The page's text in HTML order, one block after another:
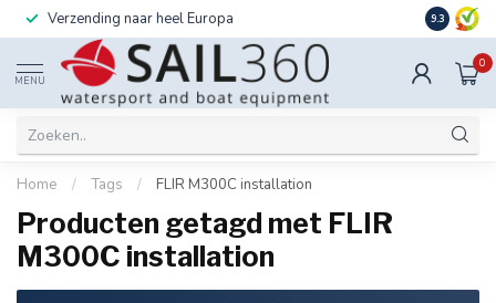
Verzending naar heel Europa Ook
9.3
MENU
0
Home / Tags / FLIR M300C installation
Producten getagd met FLIR
M300C installation